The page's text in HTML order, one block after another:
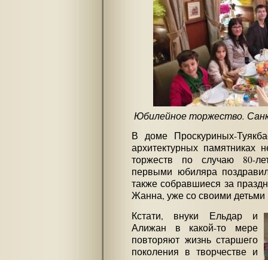
Юбилейное торжество.
В доме Проскуриных-
архитектурных
торжеств по случаю 80-
первыми юбиляра
также собравшиеся за
Жанна, уже со своими детьми
Кстати, внуки Ельдар и
Алижан в какой-то мере
повторяют жизнь старшего
поколения в творчестве и